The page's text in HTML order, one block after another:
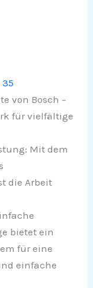
von Bosch –
für vielfältige
Mit dem
die Arbeit
bietet ein
für eine
einfache